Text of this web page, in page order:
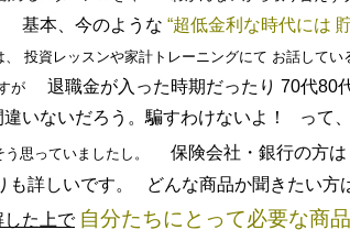
基本、今のような “超低金利な時代には
投資レッスンや家計トレーニングにて お話してい
が 退職金が入った時期だったり 70代80
いないだろう。騙すわけないよ！ って
思っていましたし。 保険会社・銀行の方は
も詳しいです。 どんな商品か聞きたい方
した上で 自分たちにとって必要な商